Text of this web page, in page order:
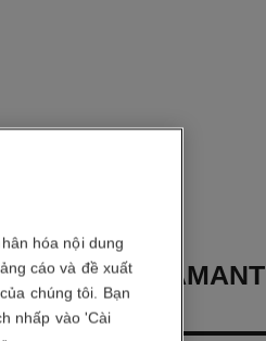
TAI DIAMANT
hóa nội dung
cáo và đề xuất
chúng tôi. Bạn
nhấp vào 'Cài